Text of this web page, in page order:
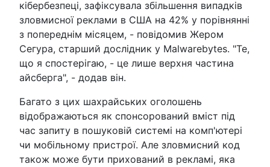
кібербезпеці, зафіксувала збільшення випадків
зловмисної реклами в США на 42% у порівнянні
з попереднім місяцем, - повідомив Жером
Сегура, старший дослідник у Malwarebytes. "Те,
що я спостерігаю, - це лише верхня частина
айсберга", - додав він.
Багато з цих шахрайських оголошень
відображаються як спонсорований вміст під
час запиту в пошуковій системі на комп'ютері
чи мобільному пристрої. Але зловмисний код
також може бути прихований в рекламі, яка